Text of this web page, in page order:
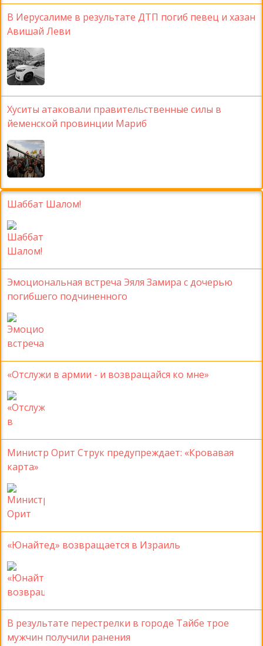
В Иерусалиме в результате ДТП погиб певец и хазан
Авишай Леви
Хуситы атаковали правительственные силы в
йеменской провинции Мариб
Шаббат Шалом!
Эмоциональная встреча Эяля Замира с дочерью
погибшего подчиненного
«Отслужи в армии - и возвращайся ко мне»
Министр Орит Струк предупреждает: «Кровавая
карта»
«Юнайтед» возвращается в Израиль
В результате перестрелки в городе Тайбе трое
мужчин получили ранения